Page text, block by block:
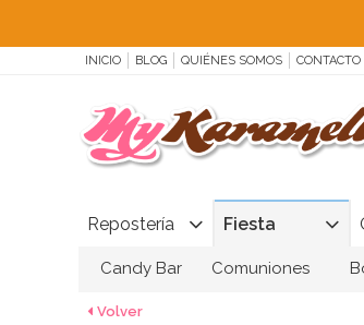
INICIO BLOG QUIÉNES SOMOS CONTACTO
Repostería Fiesta
Candy Bar Comuniones
Volver